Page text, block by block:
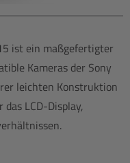
ist ein maßgefertigter
Kameras der Sony
leichten Konstruktion
LCD-Display,